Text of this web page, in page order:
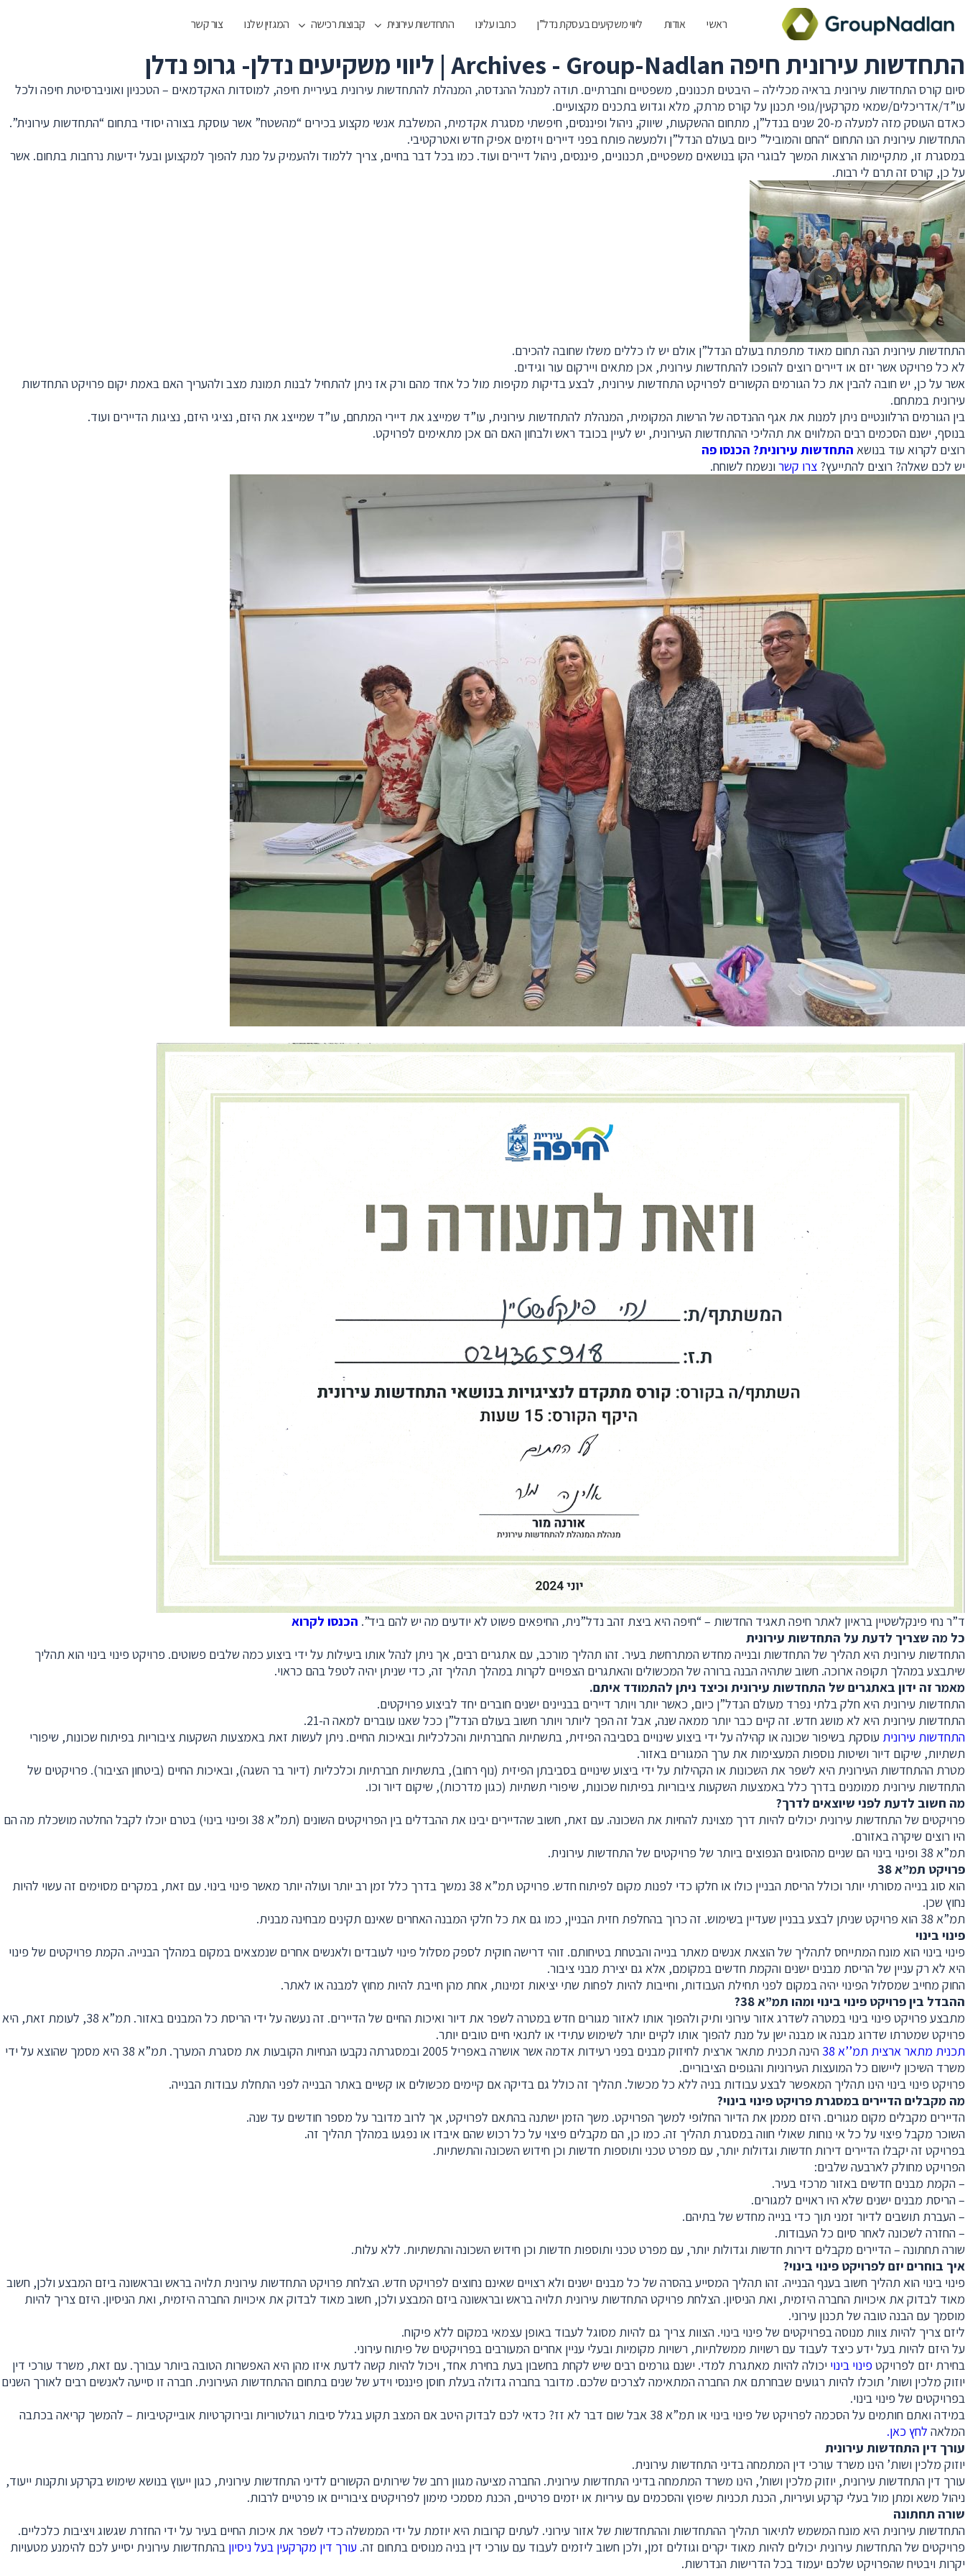
ראשי אודות ליווי משקיעים בעסקת נדל”ן כתבו עלינו התחדשות עירונית קבוצות רכישה המגזין שלנו צור קשר
התחדשות עירונית חיפה Archives - Group-Nadlan | ליווי משקיעים נדלן- גרופ נדלן
סיום קורס התחדשות עירונית בראיה מכלילה – היבטים תכנונים, משפטיים וחברתיים. תודה למנהל ההנדסה, המנהלת להתחדשות עירונית בעיריית חיפה, למוסדות האקדמאים – הטכניון ואוניברסיטת חיפה ולכל
עו”ד/אדריכלים/שמאי מקרקעין/גופי תכנון על קורס מרתק, מלא וגדוש בתכנים מקצועיים.
כאדם העוסק מזה למעלה מ-20 שנים בנדל”ן, מתחום ההשקעות, שיווק, ניהול ופיננסים, חיפשתי מסגרת אקדמית, המשלבת אנשי מקצוע בכירים “מהשטח” אשר עוסקת בצורה יסודי בתחום “התחדשות עירונית”.
התחדשות עירונית הנו התחום “החם והמוביל” כיום בעולם הנדל”ן ולמעשה פותח בפני דיירים ויזמים אפיק חדש ואטרקטיבי.
במסגרת זו, מתקיימות הרצאות המשך לבוגרי הקו בנושאים משפטיים, תכנוניים, פיננסים, ניהול דיירים ועוד. כמו בכל דבר בחיים, צריך ללמוד ולהעמיק על מנת להפוך למקצוען ובעל ידיעות נרחבות בתחום. אשר
על כן, קורס זה תרם לי רבות.
התחדשות עירונית הנה תחום מאוד מתפתח בעולם הנדל”ן אולם יש לו כללים משלו שחובה להכירם.
לא כל פרויקט אשר יזם או דיירים רוצים להופכו להתחדשות עירונית, אכן מתאים ויירקום עור וגידים.
אשר על כן, יש חובה להבין את כל הגורמים הקשורים לפרויקט התחדשות עירונית, לבצע בדיקות מקיפות מול כל אחד מהם ורק אז ניתן להתחיל לבנות תמונת מצב ולהעריך האם באמת יקום פרויקט התחדשות
עירונית במתחם.
בין הגורמים הרלוונטיים ניתן למנות את אגף ההנדסה של הרשות המקומית, המנהלת להתחדשות עירונית, עו”ד שמייצג את דיירי המתחם, עו”ד שמייצג את היזם, נציגי היזם, נציגות הדיירים ועוד.
בנוסף, ישנם הסכמים רבים המלווים את תהליכי ההתחדשות העירונית, יש לעיין בכובד ראש ולבחון האם הם אכן מתאימים לפרויקט.
רוצים לקרוא עוד בנושא התחדשות עירונית? הכנסו פה
יש לכם שאלה? רוצים להתייעץ? צרו קשרונשמח לשוחח.
ד”ר נחי פינקלשטיין בראיון לאתר חיפה תאגיד החדשות – “חיפה היא ביצת זהב נדל”נית, החיפאים פשוט לא יודעים מה יש להם ביד”. הכנסו לקרוא
כל מה שצריך לדעת על התחדשות עירונית
התחדשות עירונית היא תהליך של התחדשות ובנייה מחדש המתרחשת בעיר. זהו תהליך מורכב, עם אתגרים רבים, אך ניתן לנהל אותו ביעילות על ידי ביצוע כמה שלבים פשוטים. פרויקט פינוי בינוי הוא תהליך
שיתבצע במהלך תקופה ארוכה. חשוב שתהיה הבנה ברורה של המכשולים והאתגרים הצפויים לקרות במהלך תהליך זה, כדי שניתן יהיה לטפל בהם כראוי.
מאמר זה ידון באתגרים של התחדשות עירונית וכיצד ניתן להתמודד איתם.
התחדשות עירונית היא חלק בלתי נפרד מעולם הנדל”ן כיום, כאשר יותר ויותר דיירים בבניינים ישנים חוברים יחד לביצוע פרויקטים.
התחדשות עירונית היא לא מושג חדש. זה קיים כבר יותר ממאה שנה, אבל זה הפך ליותר ויותר חשוב בעולם הנדל”ן ככל שאנו עוברים למאה ה-21.
התחדשות עירונית עוסקת בשיפור שכונה או קהילה על ידי ביצוע שינויים בסביבה הפיזית, בתשתיות החברתיות והכלכליות ובאיכות החיים. ניתן לעשות זאת באמצעות השקעות ציבוריות בפיתוח שכונות, שיפורי
תשתיות, שיקום דיור ושיטות נוספות המעצימות את ערך המגורים באזור.
מטרת ההתחדשות העירונית היא לשפר את השכונות או הקהילות על ידי ביצוע שינויים בסביבתן הפיזית (נוף רחוב), בתשתיות חברתיות וכלכליות (דיור בר השגה), ובאיכות החיים (ביטחון הציבור). פרויקטים של
התחדשות עירונית ממומנים בדרך כלל באמצעות השקעות ציבוריות בפיתוח שכונות, שיפורי תשתיות (כגון מדרכות), שיקום דיור וכו.
מה חשוב לדעת לפני שיוצאים לדרך?
פרויקטים של התחדשות עירונית יכולים להיות דרך מצוינת להחיות את השכונה. עם זאת, חשוב שהדיירים יבינו את ההבדלים בין הפרויקטים השונים (תמ”א 38 ופינוי בינוי) בטרם יוכלו לקבל החלטה מושכלת מה הם
היו רוצים שיקרה באזורם.
תמ”א 38 ופינוי בינוי הם שניים מהסוגים הנפוצים ביותר של פרויקטים של התחדשות עירונית.
פרויקט תמ”א 38
הוא סוג בנייה מסורתי יותר וכולל הריסת הבניין כולו או חלקו כדי לפנות מקום לפיתוח חדש. פרויקט תמ”א 38 נמשך בדרך כלל זמן רב יותר ועולה יותר מאשר פינוי בינוי. עם זאת, במקרים מסוימים זה עשוי להיות
נחוץ שכן.
תמ”א 38 הוא פרויקט שניתן לבצע בבניין שעדיין בשימוש. זה כרוך בהחלפת חזית הבניין, כמו גם את כל חלקי המבנה האחרים שאינם תקינים מבחינה מבנית.
פינוי בינוי
פינוי בינוי הוא מונח המתייחס לתהליך של הוצאת אנשים מאתר בנייה והבטחת בטיחותם. זוהי דרישה חוקית לספק מסלול פינוי לעובדים ולאנשים אחרים שנמצאים במקום במהלך הבנייה. הקמת פרויקטים של פינוי
היא לא רק עניין של הריסת מבנים ישנים והקמת חדשים במקומם, אלא גם יצירת מבני ציבור.
החוק מחייב שמסלול הפינוי יהיה במקום לפני תחילת העבודות, וחייבות להיות לפחות שתי יציאות זמינות, אחת מהן חייבת להיות מחוץ למבנה או לאתר.
ההבדל בין פרויקט פינוי בינוי ומהו תמ”א 38
?
מתבצע פרויקט פינוי בינוי במטרה לשדרג אזור עירוני ותיק ולהפוך אותו לאזור מגורים חדש במטרה לשפר את דיור ואיכות החיים של הדיירים. זה נעשה על ידי הריסת כל המבנים באזור. תמ”א 38, לעומת זאת, היא
פרויקט שמטרתו שדרוג מבנה או מבנה ישן על מנת להפוך אותו לקיים יותר לשימוש עתידי או לתנאי חיים טובים יותר.
תכנית מתאר ארצית תמ’’א 38
הינה תכנית מתאר ארצית לחיזוק מבנים בפני רעידות אדמה אשר אושרה באפריל 2005 ובמסגרתה נקבעו הנחיות הקובעות את מסגרת המערך. תמ”א 38 היא מסמך שהוצא על ידי
משרד השיכון ליישום כל המועצות העירוניות והגופים הציבוריים.
פרויקט פינוי בינוי הינו תהליך המאפשר לבצע עבודות בניה ללא כל מכשול. תהליך זה כולל גם בדיקה אם קיימים מכשולים או קשיים באתר הבנייה לפני התחלת עבודות הבנייה.
מה מקבלים הדיירים במסגרת פרויקט פינוי בינוי?
הדיירים מקבלים מקום מגורים. היזם מממן את הדיור החלופי למשך הפרויקט. משך הזמן ישתנה בהתאם לפרויקט, אך לרוב מדובר על מספר חודשים עד שנה.
השוכר מקבל פיצוי על כל אי נוחות שאולי חווה במסגרת תהליך זה. כמו כן, הם מקבלים פיצוי על כל רכוש שהם איבדו או נפגעו במהלך תהליך זה.
בפרויקט זה יקבלו הדיירים דירות חדשות וגדולות יותר, עם מפרט טכני ותוספות חדשות וכן חידוש השכונה והתשתיות.
הפרויקט מחולק לארבעה שלבים:
– הקמת מבנים חדשים באזור מרכזי בעיר.
– הריסת מבנים ישנים שלא היו ראויים למגורים.
– העברת תושבים לדיור זמני תוך כדי בנייה מחדש של בתיהם.
– החזרה לשכונה לאחר סיום כל העבודות.
שורה תחתונה – הדיירים מקבלים דירות חדשות וגדולות יותר, עם מפרט טכני ותוספות חדשות וכן חידוש השכונה והתשתיות. ללא עלות.
איך בוחרים יזם לפרויקט פינוי בינוי?
פינוי בינוי הוא תהליך חשוב בענף הבנייה. זהו תהליך המסייע בהסרה של כל מבנים ישנים ולא רצויים שאינם נחוצים לפרויקט חדש. הצלחת פרויקט התחדשות עירונית תלויה בראש ובראשונה ביזם המבצע ולכן, חשוב
מאוד לבדוק את איכויות החברה היזמית, ואת הניסיון. הצלחת פרויקט התחדשות עירונית תלויה בראש ובראשונה ביזם המבצע ולכן, חשוב מאוד לבדוק את איכויות החברה היזמית, ואת הניסיון. היזם צריך להיות
מוסמך עם הבנה טובה של תכנון עירוני.
ליזם צריך להיות צוות מנוסה בפרויקטים של פינוי בינוי. הצוות צריך גם להיות מסוגל לעבוד באופן עצמאי במקום ללא פיקוח.
על היזם להיות בעל ידע כיצד לעבוד עם רשויות ממשלתיות, רשויות מקומיות ובעלי עניין אחרים המעורבים בפרויקטים של פיתוח עירוני.
בחירת יזם לפרויקטפינוי בינוי יכולה להיות מאתגרת למדי. ישנם גורמים רבים שיש לקחת בחשבון בעת בחירת אחד, ויכול להיות קשה לדעת איזו מהן היא האפשרות הטובה ביותר עבורך. עם זאת, משרד עורכי דין
יוזוק מלכין ושות’ תוכלו להיות רגועים שבחרתם את החברה המתאימה לצרכים שלכם. מדובר בחברה גדולה בעלת חוסן פיננסי וידע של שנים בתחום ההתחדשות העירונית. חברה זו סייעה לאנשים רבים לאורך השנים
בפרויקטים של פינוי בינוי.
במידה ואתם חותמים על הסכמה לפרויקט של פינוי בינוי או תמ”א 38 אבל שום דבר לא זז? כדאי לכם לבדוק היטב אם המצב תקוע בגלל סיבות רגולטוריות ובירוקרטיות אובייקטיביות – להמשך קריאה בכתבה
המלאה לחץ כאן.
עורך דין התחדשות עירונית
יוזוק מלכין ושות’ הינו משרד עורכי דין המתמחה בדיני התחדשות עירונית.
עורך דין התחדשות עירונית, יוזוק מלכין ושות’, הינו משרד המתמחה בדיני התחדשות עירונית. החברה מציעה מגוון רחב של שירותים הקשורים לדיני התחדשות עירונית, כגון ייעוץ בנושא שימוש בקרקע ותקנות ייעוד,
ניהול משא ומתן מול בעלי קרקע ועיריות, הכנת תכניות שיפוץ והסכמים עם עיריות או יזמים פרטיים, הכנת מסמכי מימון לפרויקטים ציבוריים או פרטיים לרבות.
שורה תחתונה
התחדשות עירונית היא מונח המשמש לתיאור תהליך ההתחדשות וההתחדשות של אזור עירוני. לעתים קרובות היא יוזמת על ידי הממשלה כדי לשפר את איכות החיים בעיר על ידי החזרת שגשוג ויציבות כלכליים.
פרויקטים של התחדשות עירונית יכולים להיות מאוד יקרים וגוזלים זמן, ולכן חשוב ליזמים לעבוד עם עורכי דין בניה מנוסים בתחום זה. עורך דין מקרקעין בעל ניסיון בהתחדשות עירונית יסייע לכם להימנע מטעויות
יקרות ויבטיח שהפרויקט שלכם יעמוד בכל הדרישות הנדרשות.